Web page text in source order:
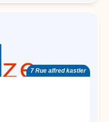
7 Rue alfred kastler